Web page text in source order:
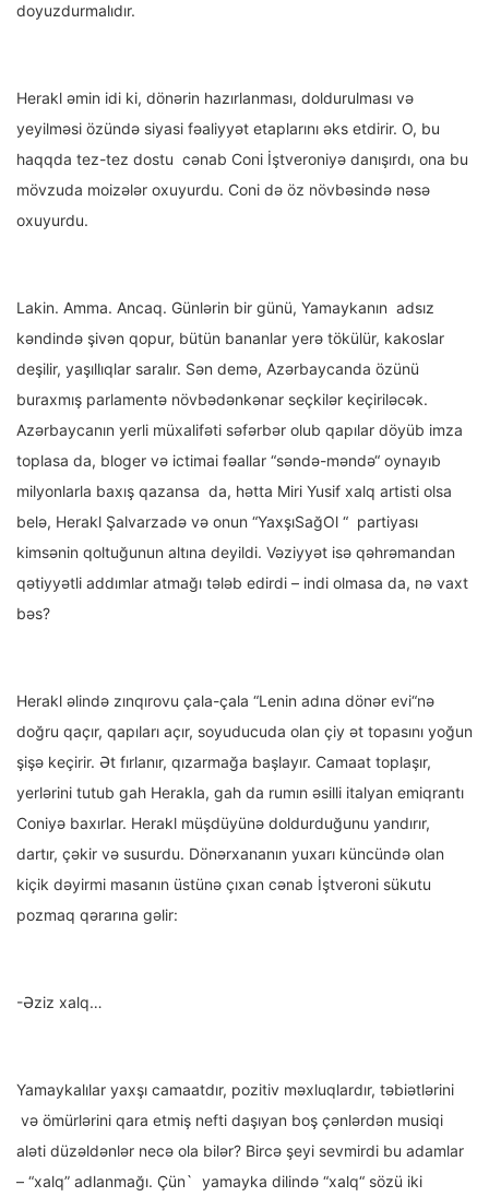
doyuzdurmalıdır.
Herakl əmin idi ki, dönərin hazırlanması, doldurulması və
yeyilməsi özündə siyasi fəaliyyət etaplarını əks etdirir. O, bu
haqqda tez-tez dostu cənab Coni İştveroniyə danışırdı, ona bu
mövzuda moizələr oxuyurdu. Coni də öz növbəsində nəsə
oxuyurdu.
Lakin. Amma. Ancaq. Günlərin bir günü, Yamaykanın adsız
kəndində şivən qopur, bütün bananlar yerə tökülür, kakoslar
deşilir, yaşıllıqlar saralır. Sən demə, Azərbaycanda özünü
buraxmış parlamentə növbədənkənar seçkilər keçiriləcək.
Azərbaycanın yerli müxalifəti səfərbər olub qapılar döyüb imza
toplasa da, bloger və ictimai fəallar “səndə-məndə“ oynayıb
milyonlarla baxış qazansa da, hətta Miri Yusif xalq artisti olsa
belə, Herakl Şalvarzadə və onun “YaxşıSağOl “ partiyası
kimsənin qoltuğunun altına deyildi. Vəziyyət isə qəhrəmandan
qətiyyətli addımlar atmağı tələb edirdi – indi olmasa da, nə vaxt
bəs?
Herakl əlində zınqırovu çala-çala “Lenin adına dönər evi“nə
doğru qaçır, qapıları açır, soyuducuda olan çiy ət topasını yoğun
şişə keçirir. Ət fırlanır, qızarmağa başlayır. Camaat toplaşır,
yerlərini tutub gah Herakla, gah da rumın əsilli italyan emiqrantı
Coniyə baxırlar. Herakl müşdüyünə doldurduğunu yandırır,
dartır, çəkir və susurdu. Dönərxananın yuxarı küncündə olan
kiçik dəyirmi masanın üstünə çıxan cənab İştveroni sükutu
pozmaq qərarına gəlir:
-Əziz xalq…
Yamaykalılar yaxşı camaatdır, pozitiv məxluqlardır, təbiətlərini
və ömürlərini qara etmiş nefti daşıyan boş çənlərdən musiqi
aləti düzəldənlər necə ola bilər? Bircə şeyi sevmirdi bu adamlar
– “xalq” adlanmağı. Çün` yamayka dilində “xalq“ sözü iki